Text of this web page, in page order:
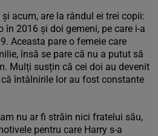
acum, are la rândul ei trei copii:
în 2016 și doi gemeni, pe care i-a
Aceasta pare o femeie care
însă se pare că nu a putut să
Mulți susțin că cei doi au devenit
întâlnirile lor au fost constante
nu ar fi străin nici fratelui său,
pentru care Harry s-a